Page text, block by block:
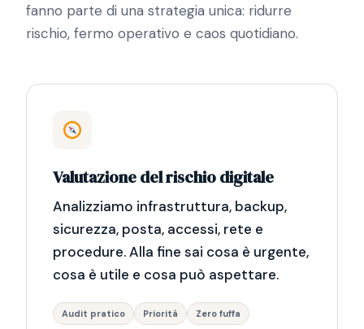
fanno parte di una strategia unica: ridurre
rischio, fermo operativo e caos quotidiano.
Valutazione del rischio digitale
Analizziamo infrastruttura, backup,
sicurezza, posta, accessi, rete e
procedure. Alla fine sai cosa è urgente,
cosa è utile e cosa può aspettare.
Audit pratico Priorità Zero fuffa